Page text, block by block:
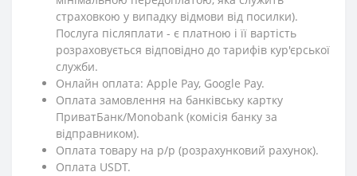
страховкою у випадку відмови від посилки).
Послуга післяплати - є платною і її вартість
розраховується відповідно до тарифів кур'єрської
служби.
Онлайн оплата: Apple Pay, Google Pay.
Оплата замовлення на банківську картку
ПриватБанк/Monobank (комісія банку за
відправником).
Оплата товару на р/р (розрахунковий рахунок).
Оплата USDT.